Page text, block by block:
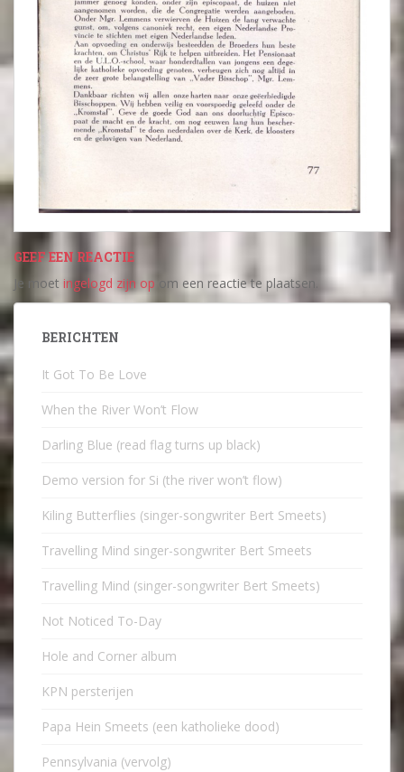
GEEF EEN REACTIE
Je moet ingelogd zijn op om een reactie te plaatsen.
BERICHTEN
It Got To Be Love
When the River Won’t Flow
Darling Blue (read flag turns up black)
Demo version for Si (the river won’t flow)
Kiling Butterflies (singer-songwriter Bert Smeets)
Travelling Mind singer-songwriter Bert Smeets
Travelling Mind (singer-songwriter Bert Smeets)
Not Noticed To-Day
Hole and Corner album
KPN persterijen
Papa Hein Smeets (een katholieke dood)
Pennsylvania (vervolg)